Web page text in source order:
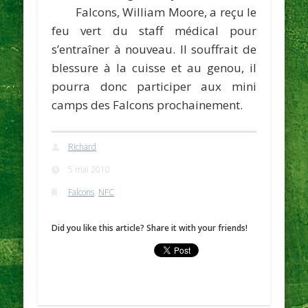
Falcons,William Moore, a reçu le
feu vert du staff médical pour
s’entraîner à nouveau. Il souffrait de
blessure à la cuisse et au genou, il
pourra donc participer aux mini
camps des Falcons prochainement.
Richard
5 mai 2010
Falcons, NFC
Did you like this article? Share it with your friends!